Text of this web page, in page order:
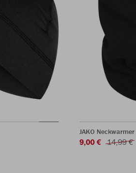
JAKO Neckwarmer
9,00 € 14,99 €